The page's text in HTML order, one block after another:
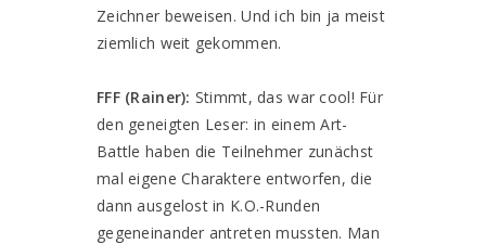
Zeichner beweisen. Und ich bin ja meist
ziemlich weit gekommen.
FFF (Rainer): Stimmt, das war cool! Für
den geneigten Leser: in einem Art-
Battle haben die Teilnehmer zunächst
mal eigene Charaktere entworfen, die
dann ausgelost in K.O.-Runden
gegeneinander antreten mussten. Man